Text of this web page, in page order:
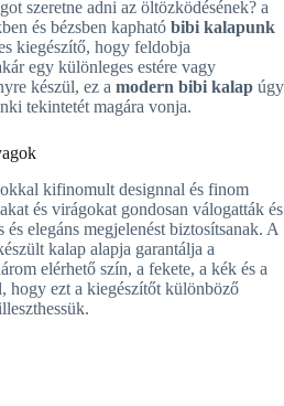
szeretne adni az öltözködésének? a
és bézsben kapható bibi kalapunk
kiegészítő, hogy feldobja
egy különleges estére vagy
készül, ez a modern bibi kalap úgy
tekintetét magára vonja.
kifinomult designnal és finom
és virágokat gondosan válogatták és
elegáns megjelenést biztosítsanak. A
kalap alapja garantálja a
elérhető szín, a fekete, a kék és a
hogy ezt a kiegészítőt különböző